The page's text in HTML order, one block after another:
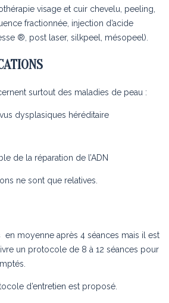
visage et cuir chevelu, peeling
fractionnée injection d’acide
®, post laser, silkpeel , mésopeel).
surtout des maladies de peau :
dysplasiques héréditaire
de la réparation de l’ADN
ne sont que relatives.
en moyenne après 4 séances mais il est
un protocole de 8 à 12 séances pour
d’entretien est proposé.